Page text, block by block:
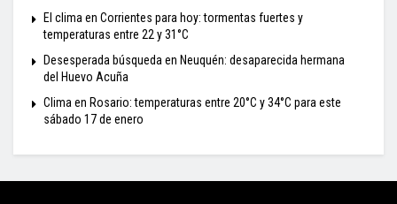
El clima en Corrientes para hoy: tormentas fuertes y
temperaturas entre 22 y 31°C
Desesperada búsqueda en Neuquén: desaparecida hermana
del Huevo Acuña
Clima en Rosario: temperaturas entre 20°C y 34°C para este
sábado 17 de enero